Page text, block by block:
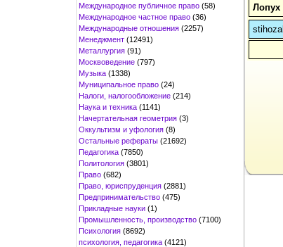
Международное публичное право (58)
Международное частное право (36)
Международные отношения (2257)
Менеджмент (12491)
Металлургия (91)
Москвоведение (797)
Музыка (1338)
Муниципальное право (24)
Налоги, налогообложение (214)
Наука и техника (1141)
Начертательная геометрия (3)
Оккультизм и уфология (8)
Остальные рефераты (21692)
Педагогика (7850)
Политология (3801)
Право (682)
Право, юриспруденция (2881)
Предпринимательство (475)
Прикладные науки (1)
Промышленность, производство (7100)
Психология (8692)
психология, педагогика (4121)
Лопух